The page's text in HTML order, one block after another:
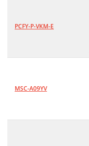
PCFY-P-VKM-E
MSC-A09YV